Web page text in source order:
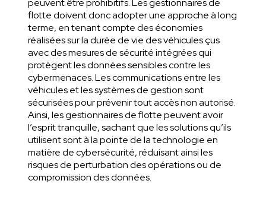
peuvent être prohibitifs. Les gestionnaires de
flotte doivent donc adopter une approche à long
terme, en tenant compte des économies
réalisées sur la durée de vie des véhicules.çus
avec des mesures de sécurité intégrées qui
protègent les données sensibles contre les
cybermenaces. Les communications entre les
véhicules et les systèmes de gestion sont
sécurisées pour prévenir tout accès non autorisé.
Ainsi, les gestionnaires de flotte peuvent avoir
l’esprit tranquille, sachant que les solutions qu’ils
utilisent sont à la pointe de la technologie en
matière de cybersécurité, réduisant ainsi les
risques de perturbation des opérations ou de
compromission des données.